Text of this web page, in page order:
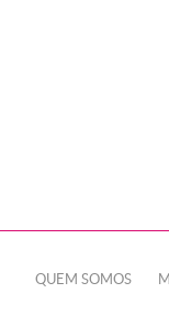
QUEM SOMOS